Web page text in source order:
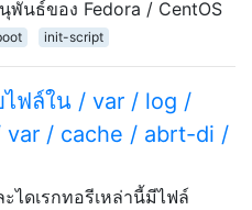
พันธ์ของ Fedora / CentOS
init-script
ฟล์ใน / var / log /
var / cache / abrt-di /
ไดเรกทอรีเหล่านี้มีไฟล์